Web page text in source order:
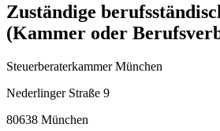
Zuständige
(Kammer oder
Steuerberaterkammer München
Nederlinger Straße 9
80638 München